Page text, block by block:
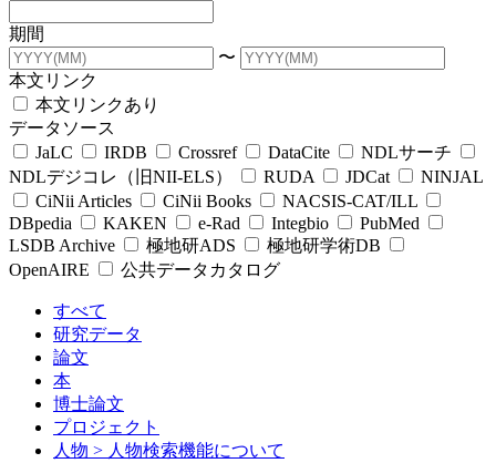
期間
〜
本文リンク
本文リンクあり
データソース
JaLC
IRDB Crossref DataCite
NDLサーチ
NDLデジコレ（旧NII-ELS）
RUDA JDCat
NINJAL
CiNii Articles
CiNii Books
NACSIS-CAT/ILL
DBpedia
KAKEN e-Rad Integbio
PubMed
LSDB Archive
極地研ADS
極地研学術DB
OpenAIRE
公共データカタログ
すべて
研究データ
論文
本
博士論文
プロジェクト
人物 > 人物検索機能について